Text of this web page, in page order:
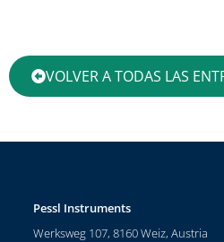
VOLVER A TODAS LAS
Pessl Instruments
Werksweg 107, 8160 Weiz, Austria